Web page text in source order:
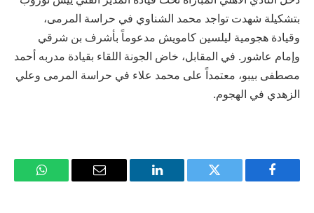
بتشكيلة شهدت تواجد محمد الشناوي في حراسة المرمى،
وقيادة هجومية ليلسين كامويش مدعوماً بأشرف بن شرقي
وإمام عاشور. في المقابل، خاض الجونة اللقاء بقيادة مدربه أحمد
مصطفى بيبو، معتمداً على محمد علاء في حراسة المرمى وعلي
الزهدي في الهجوم.
فيسبوك تويتر لينكدإن
البريد
واتساب